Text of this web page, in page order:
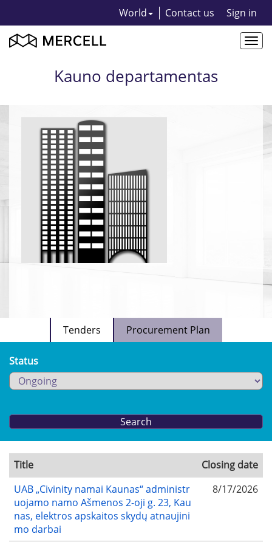
World Contact us Sign in
Kauno departamentas
Tenders Procurement Plan
Status
Title
Closing date
UAB „Civinity namai Kaunas“ administr
uojamo namo Ašmenos 2-oji g. 23, Kau
nas, elektros apskaitos skydų atnaujini
mo darbai
8/17/2026